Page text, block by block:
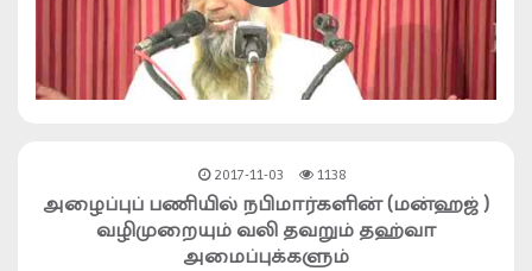
2017-11-03 1138
அழைப்புப் பணியில் நபிமார்களின் (மன்ஹஜ் )
வழிமுறையும் வலி தவறும் தஹ்வா
அமைப்புக்களும்